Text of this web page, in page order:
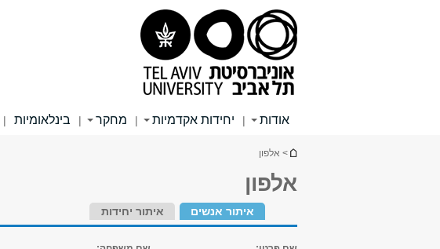
אודות | יחידות אקדמיות | מחקר | בינלאומיות |
הינך נמצא כאן
> אלפון
אלפון
איתור אנשים איתור יחידות